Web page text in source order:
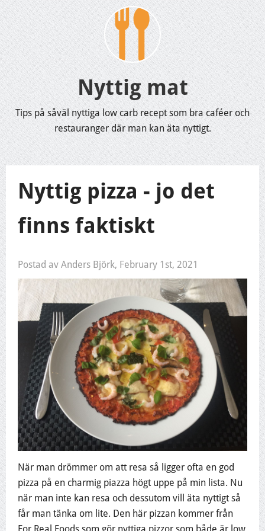
Nyttig mat
Tips på såväl nyttiga low carb recept som bra caféer och
restauranger där man kan äta nyttigt.
Nyttig pizza - jo det
finns faktiskt
Postad av Anders Björk, February 1st, 2021
När man drömmer om att resa så ligger ofta en god
pizza på en charmig piazza högt uppe på min lista. Nu
när man inte kan resa och dessutom vill äta nyttigt så
får man tänka om lite. Den här pizzan kommer från